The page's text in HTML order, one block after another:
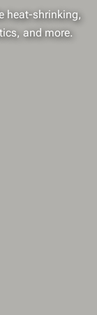
heat-shrinking,
and more.